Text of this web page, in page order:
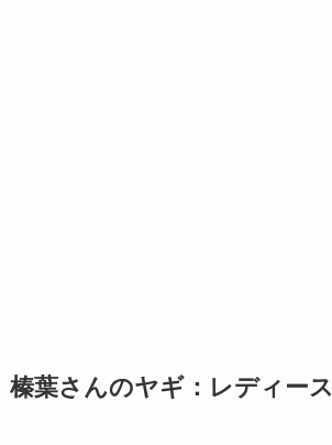
榛葉さんのヤギ：レディース